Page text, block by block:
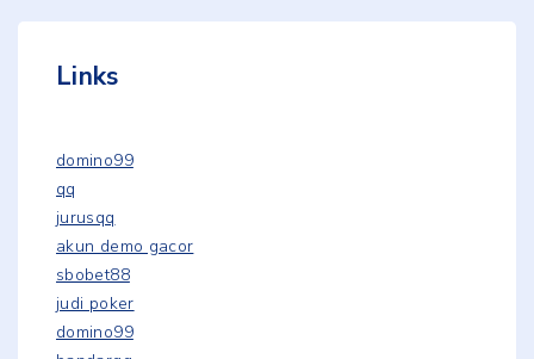
Links
domino99
qq
jurusqq
akun demo gacor
sbobet88
judi poker
domino99